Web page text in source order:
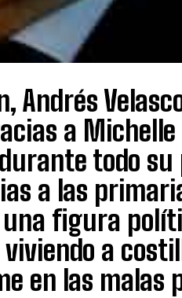
Andrés
a
todo su
a las
figura
a
en las malas